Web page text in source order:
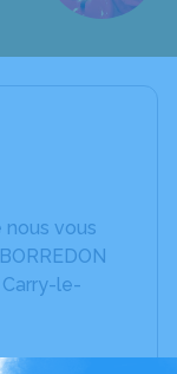
nous vous
le-